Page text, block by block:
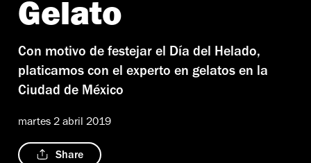
Gelato
Con motivo de festejar el Día del Helado,
platicamos con el experto en gelatos en la
Ciudad de México
martes 2 abril 2019
Share